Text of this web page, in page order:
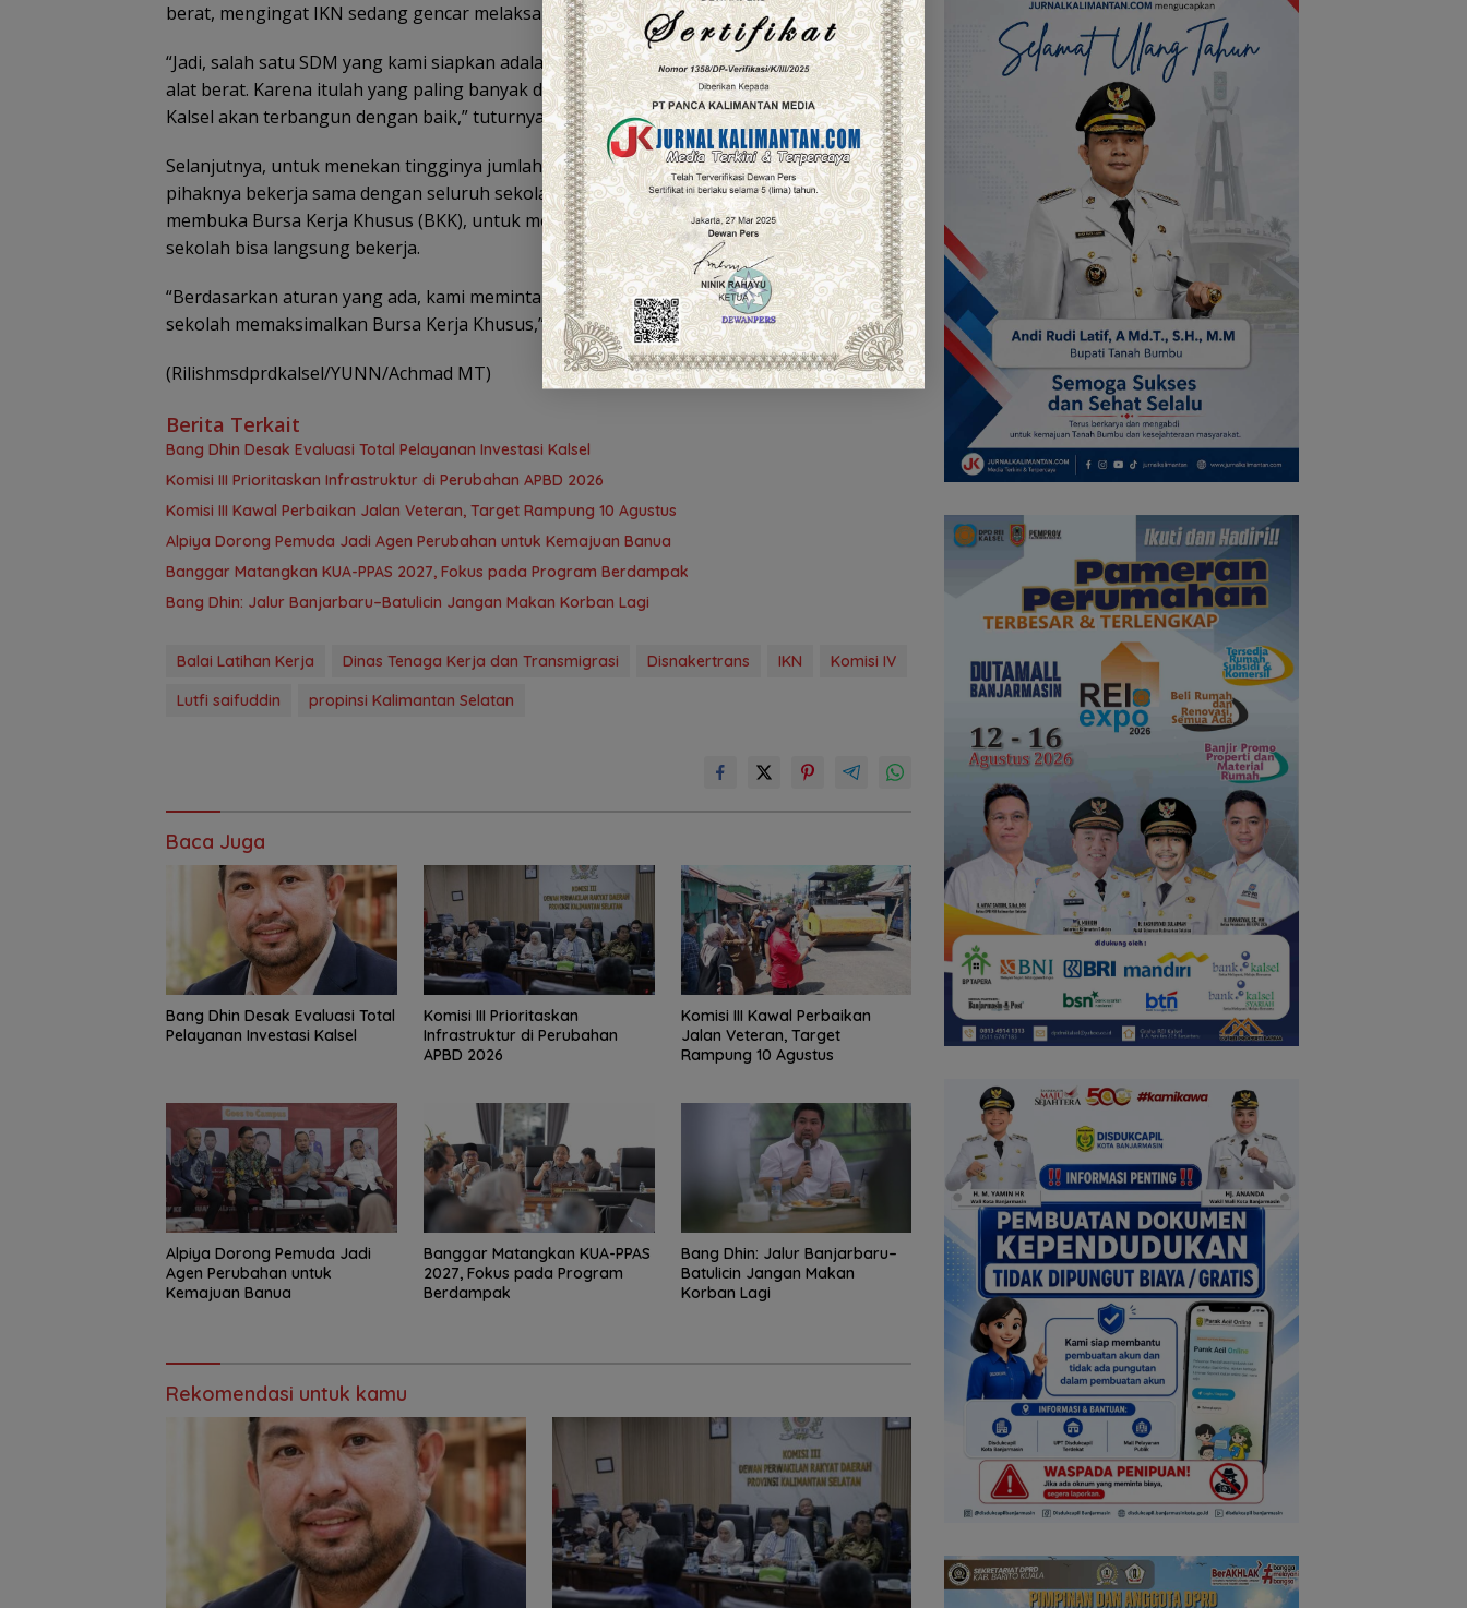
berat, mengingat IKN sedang gencar melaksanakan pembangunan infrastruktur.
“Jadi, salah satu SDM yang kami siapkan adalah yang mempunyai sertifikasi kompetensi
alat berat. Karena itulah yang paling banyak dibutuhkan. InsyaAllah sinergi kami dengan
Kalsel akan terbangun dengan baik,” tuturnya.
Selanjutnya, untuk menekan tingginya jumlah pengangguran dari lulusan SMA dan SMK,
pihaknya bekerja sama dengan seluruh sekolah di bawah binaan Dinas Pendidikan Sulsel
membuka Bursa Kerja Khusus (BKK), untuk membantu menyiapkan alumni setelah lulus
sekolah bisa langsung bekerja.
“Berdasarkan aturan yang ada, kami meminta kepada Dinas Pendidikan agar semua
sekolah memaksimalkan Bursa Kerja Khusus,” ujar Ardiles.
(Rilishmsdprdkalsel/YUNN/Achmad MT)
Berita Terkait
‎Bang Dhin Desak Evaluasi Total Pelayanan Investasi Kalsel
‎Komisi III Prioritaskan Infrastruktur di Perubahan APBD 2026
Komisi III Kawal Perbaikan Jalan Veteran, Target Rampung 10 Agustus
‎Alpiya Dorong Pemuda Jadi Agen Perubahan untuk Kemajuan Banua ‎
‎Banggar Matangkan KUA-PPAS 2027, Fokus pada Program Berdampak
Bang Dhin: Jalur Banjarbaru–Batulicin Jangan Makan Korban Lagi
Balai Latihan Kerja Dinas Tenaga Kerja dan Transmigrasi Disnakertrans IKN
Komisi IV
Lutfi saifuddin
propinsi Kalimantan Selatan
Baca Juga
‎Bang Dhin Desak Evaluasi Total
Pelayanan Investasi Kalsel
‎Komisi III Prioritaskan
Infrastruktur di Perubahan
APBD 2026
Komisi III Kawal Perbaikan
Jalan Veteran, Target
Rampung 10 Agustus
‎Alpiya Dorong Pemuda Jadi
Agen Perubahan untuk
Kemajuan Banua ‎
‎Banggar Matangkan KUA-PPAS
2027, Fokus pada Program
Berdampak
Bang Dhin: Jalur Banjarbaru–
Batulicin Jangan Makan
Korban Lagi
Rekomendasi untuk kamu